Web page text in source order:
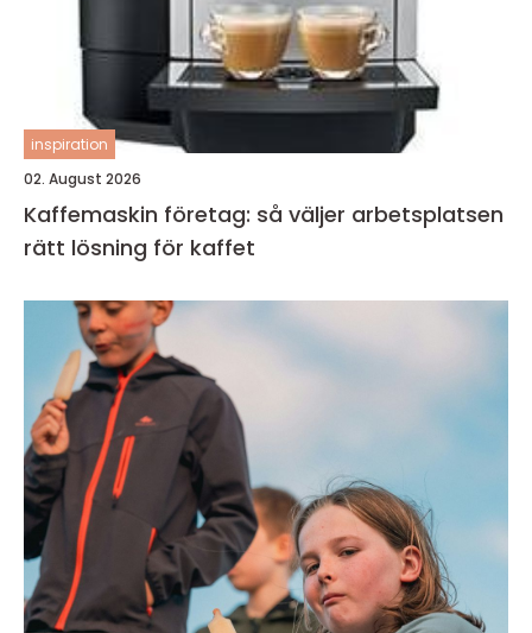
inspiration
02. August 2026
Kaffemaskin företag: så väljer arbetsplatsen
rätt lösning för kaffet